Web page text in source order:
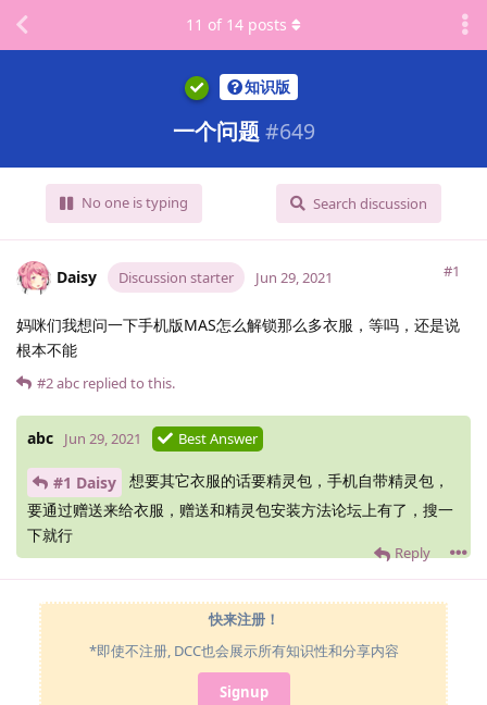
知识版
一个问题 #649
No one is typing Search discussion
11 of 14 posts
Daisy Discussion starter #1
Jun 29, 2021
妈咪们我想问一下手机版MAS怎么解锁那么多衣服，等吗，还是说
根本不能
Reply
#2abc replied to this.
abc Jun 29, 2021 Best Answer
#1 Daisy
想要其它衣服的话要精灵包，手机自带精灵包，
要通过赠送来给衣服，赠送和精灵包安装方法论坛上有了，搜一
下就行
快来注册！
*即使不注册, DCC也会展示所有知识性和分享内容
Signup